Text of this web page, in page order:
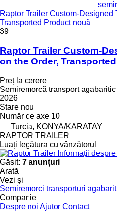
Raptor Trailer Custom-Designed
Transported Product nouă
39
Raptor Trailer Custom-
on the Order,
Preț la cerere
Semiremorcă transport agabaritic
2026
Stare nou
Număr de axe 10
Turcia, KONYA/KARATAY
RAPTOR TRAILER
Luați legătura cu vânzătorul
Informații
Găsit: 7 anunțuri
Arată
Vezi şi
Semiremorci transporturi
Companie
Despre noi Ajutor Contact